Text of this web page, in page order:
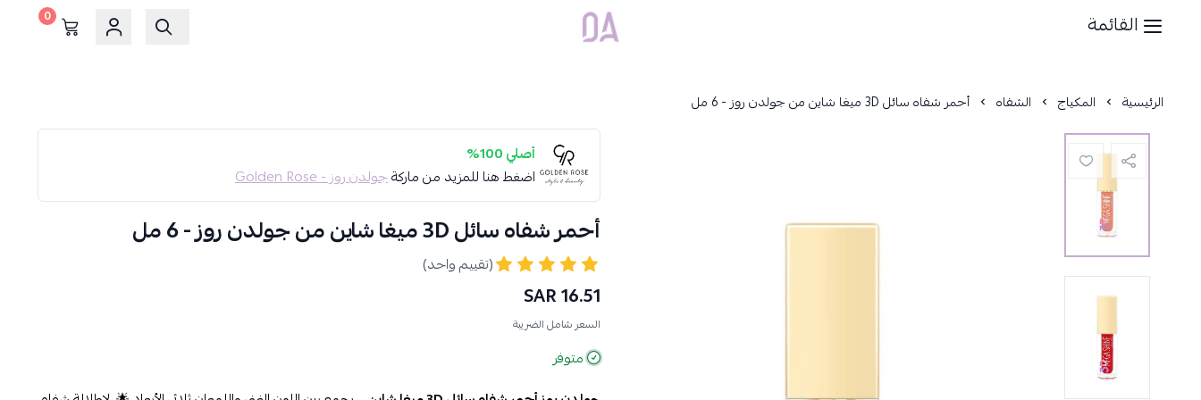
القائمة Dar Alamirat
0
الرئيسية المكياج الشفاه أحمر شفاه سائل 3D ميغا شاين من جولدن روز - 6 مل
أصلي 100%
اضغط هنا للمزيد من ماركةجولدن روز - Golden Rose
أحمر شفاه سائل 3D ميغا شاين من جولدن روز - 6 مل
(تقييم واحد)
16.51 SAR
السعر شامل الضريبة
متوفر